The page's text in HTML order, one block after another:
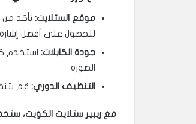
موقع الستلايت: تأكد من
للحصول على أفضل
جودة الكابلات: استخدم
الصورة.
التنظيف الدوري: قم
مع ريبير ستلايت الكويت،